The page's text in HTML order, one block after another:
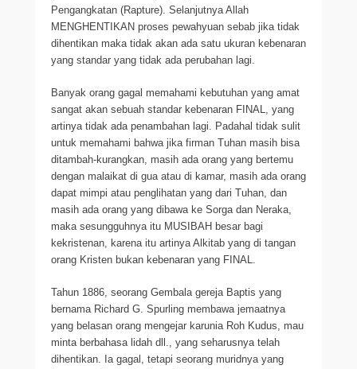
Pengangkatan (Rapture). Selanjutnya Allah
MENGHENTIKAN proses pewahyuan sebab jika tidak
dihentikan maka tidak akan ada satu ukuran kebenaran
yang standar yang tidak ada perubahan lagi.
Banyak orang gagal memahami kebutuhan yang amat
sangat akan sebuah standar kebenaran FINAL, yang
artinya tidak ada penambahan lagi. Padahal tidak sulit
untuk memahami bahwa jika firman Tuhan masih bisa
ditambah-kurangkan, masih ada orang yang bertemu
dengan malaikat di gua atau di kamar, masih ada orang
dapat mimpi atau penglihatan yang dari Tuhan, dan
masih ada orang yang dibawa ke Sorga dan Neraka,
maka sesungguhnya itu MUSIBAH besar bagi
kekristenan, karena itu artinya Alkitab yang di tangan
orang Kristen bukan kebenaran yang FINAL.
Tahun 1886, seorang Gembala gereja Baptis yang
bernama Richard G. Spurling membawa jemaatnya
yang belasan orang mengejar karunia Roh Kudus, mau
minta berbahasa lidah dll., yang seharusnya telah
dihentikan. Ia gagal, tetapi seorang muridnya yang